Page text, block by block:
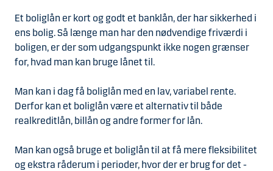
Et boliglån er kort og godt et banklån, der har sikkerhed i
ens bolig. Så længe man har den nødvendige friværdi i
boligen, er der som udgangspunkt ikke nogen grænser
for, hvad man kan bruge lånet til.
Man kan i dag få boliglån med en lav, variabel rente.
Derfor kan et boliglån være et alternativ til både
realkreditlån, billån og andre former for lån.
Man kan også bruge et boliglån til at få mere fleksibilitet
og ekstra råderum i perioder, hvor der er brug for det -